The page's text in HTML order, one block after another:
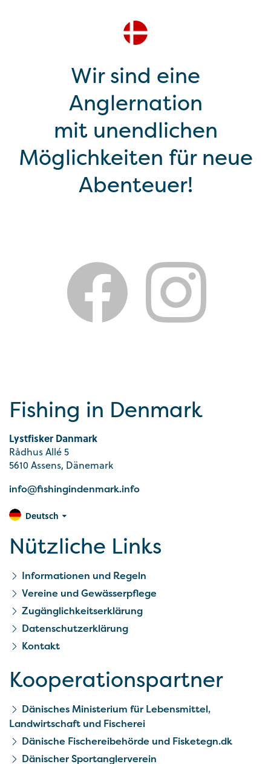
Wir sind eine
Anglernation
mit unendlichen
Möglichkeiten für neue
Abenteuer!
Fishing in Denmark
Lystfisker Danmark
Rådhus Allé 5
5610 Assens, Dänemark
info@fishingindenmark.info
Deutsch
Nützliche Links
Informationen und Regeln
Vereine und Gewässerpflege
Zugänglichkeitserklärung
Datenschutzerklärung
Kontakt
Kooperationspartner
Dänisches Ministerium für Lebensmittel,
Landwirtschaft und Fischerei
Dänische Fischereibehörde und Fisketegn.dk
Dänischer Sportanglerverein